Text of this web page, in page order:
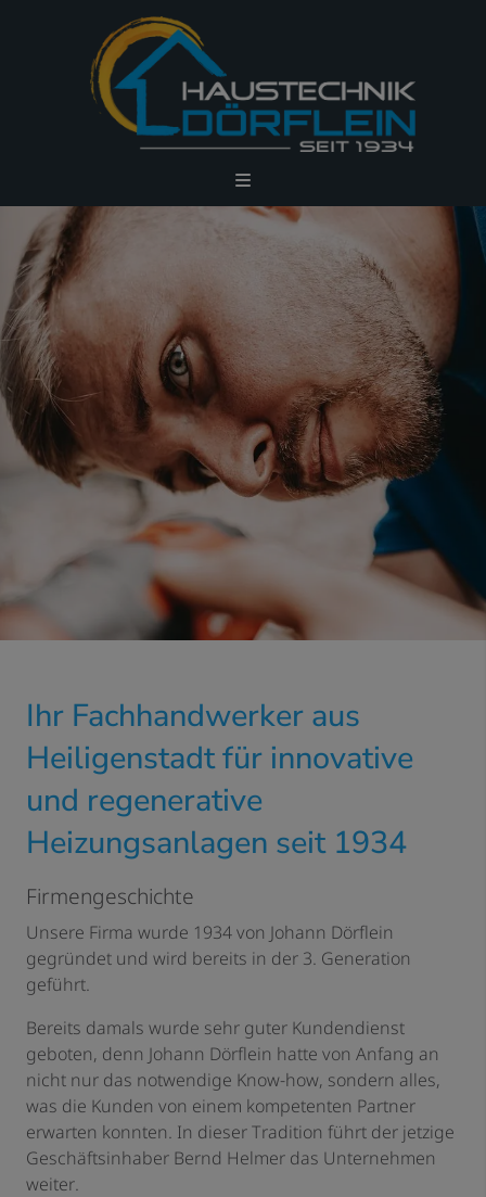
Ihr Fachhandwerker aus
Heiligenstadt für innovative
und regenerative
Heizungsanlagen seit 1934
Firmengeschichte
Unsere Firma wurde 1934 von Johann Dörflein
gegründet und wird bereits in der 3. Generation
geführt.
Bereits damals wurde sehr guter Kundendienst
geboten, denn Johann Dörflein hatte von Anfang an
nicht nur das notwendige Know-how, sondern alles,
was die Kunden von einem kompetenten Partner
erwarten konnten. In dieser Tradition führt der jetzige
Geschäftsinhaber Bernd Helmer das Unternehmen
weiter.